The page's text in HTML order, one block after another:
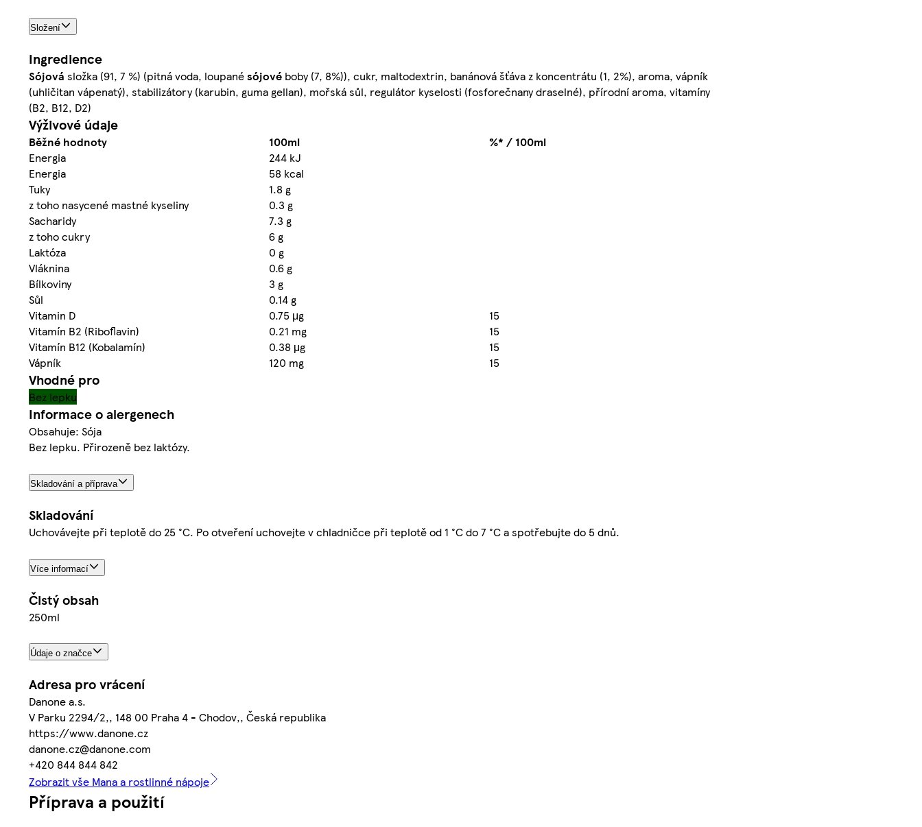
Složení
Ingredience
Sójová složka (91, 7 %) (pitná voda, loupanésójové boby (7, 8%)), cukr, maltodextrin, banánová šťáva z koncentrátu (1, 2%), aroma, vápník
(uhličitan vápenatý), stabilizátory (karubin, guma gellan), mořská sůl, regulátor kyselosti (fosforečnany draselné), přírodní aroma, vitamíny
(B2, B12, D2)
Výživové údaje
Běžné hodnoty 100ml
%* / 100ml
Energia
244 kJ
Energia
58 kcal
Tuky
1.8 g
z toho nasycené mastné kyseliny
0.3 g
Sacharidy
7.3 g
z toho cukry
6 g
Laktóza
0 g
Vláknina
0.6 g
Bílkoviny
3 g
Sůl
0.14 g
Vitamin D
0.75 μg
15
Vitamín B2 (Riboflavin)
0.21 mg
15
Vitamín B12 (Kobalamín)
0.38 μg
15
Vápník
120 mg 15
Vhodné pro
Bez lepku
Informace o alergenech
Obsahuje: Sója
Bez lepku. Přirozeně bez laktózy.
Skladování a příprava
Skladování
Uchovávejte při teplotě do 25 °C. Po otveření uchovejte v chladničce při teplotě od 1 °C do 7 °C a spotřebujte do 5 dnů.
Více informací
Čistý obsah
250ml
Údaje o značce
Adresa pro vrácení
Danone a.s.
V Parku 2294/2,, 148 00 Praha 4 - Chodov,, Česká republika
https://www.danone.cz
danone.cz@danone.com
+420 844 844 842
Zobrazit vše Mana a rostlinné nápoje
Příprava a použití